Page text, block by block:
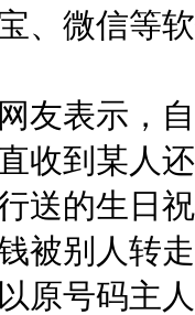
、微信等
表示，自
收到某人
送的生日
被别人转
原号码主